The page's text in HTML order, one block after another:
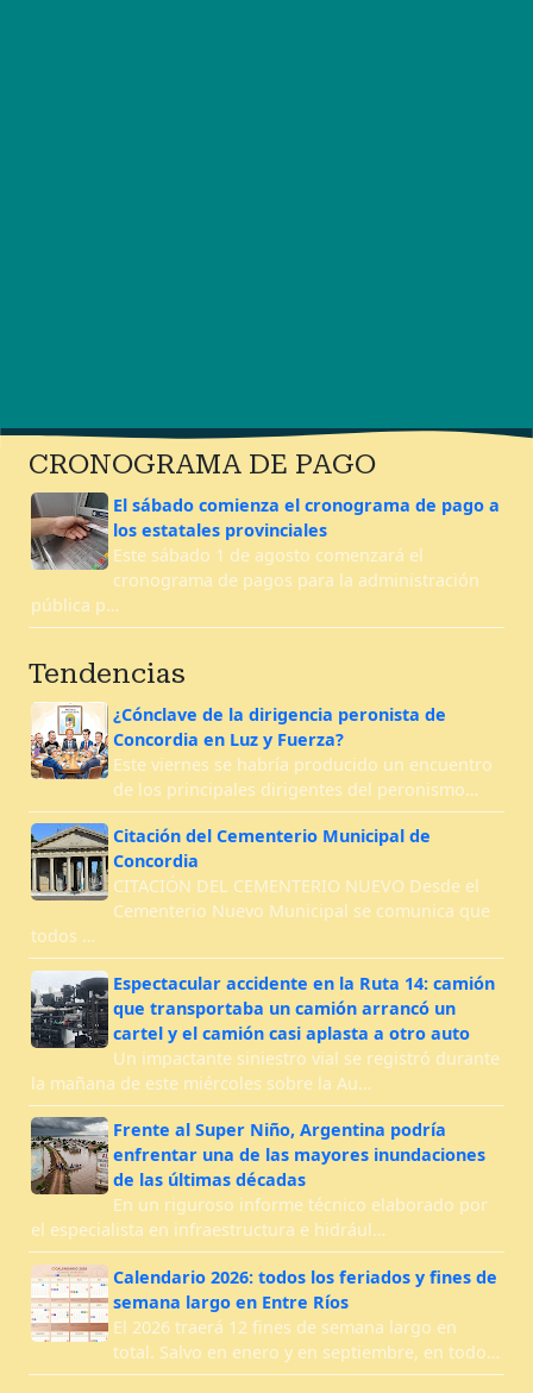
CRONOGRAMA DE PAGO
El sábado comienza el cronograma de pago a
los estatales provinciales
Este sábado 1 de agosto comenzará el
cronograma de pagos para la administración
pública p…
Tendencias
¿Cónclave de la dirigencia peronista de
Concordia en Luz y Fuerza?
Este viernes se habría producido un encuentro
de los principales dirigentes del peronismo…
Citación del Cementerio Municipal de
Concordia
CITACIÓN DEL CEMENTERIO NUEVO Desde el
Cementerio Nuevo Municipal se comunica que
todos …
Espectacular accidente en la Ruta 14: camión
que transportaba un camión arrancó un
cartel y el camión casi aplasta a otro auto
Un impactante siniestro vial se registró durante
la mañana de este miércoles sobre la Au…
Frente al Super Niño, Argentina podría
enfrentar una de las mayores inundaciones
de las últimas décadas
En un riguroso informe técnico elaborado por
el especialista en infraestructura e hidrául…
Calendario 2026: todos los feriados y fines de
semana largo en Entre Ríos
El 2026 traerá 12 fines de semana largo en
total. Salvo en enero y en septiembre, en todo…